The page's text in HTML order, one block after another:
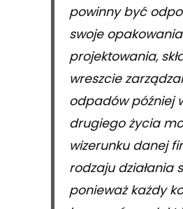
powinny być
swoje
projektowania,
wreszcie
odpadów później
drugiego życia
wizerunku danej
rodzaju działania
ponieważ każdy